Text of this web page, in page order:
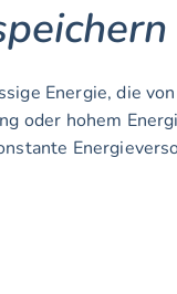
Energie, die
oder hohem